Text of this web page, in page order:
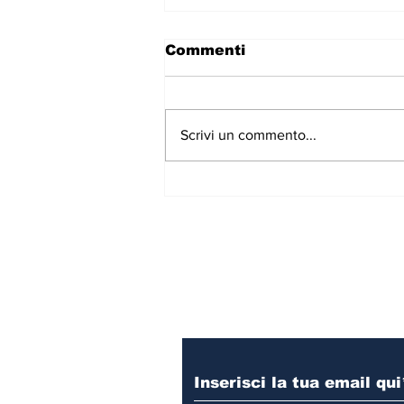
Commenti
Scrivi un commento...